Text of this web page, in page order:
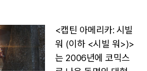
<캡틴 아메리카: 시빌
워 (이하 <시빌 워>)>
는 2006년에 코믹스